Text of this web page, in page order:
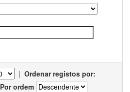
| Ordenar registos por:
Por ordem